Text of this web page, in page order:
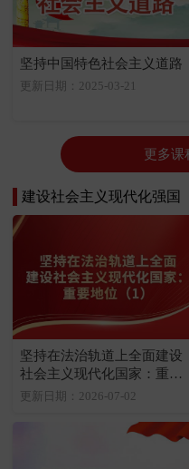
坚持中国特色社会主义道路
更新日期：2025-03-21
更多课
建设社会主义现代化强国
坚持在法治轨道上全面建设
社会主义现代化国家：重要
地位（1）
更新日期：2026-07-02